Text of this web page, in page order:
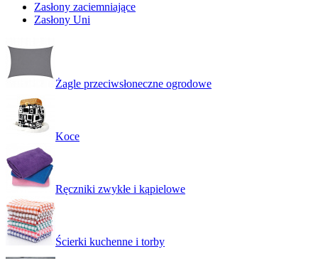
Zasłony zaciemniające
Zasłony Uni
Żagle przeciwsłoneczne ogrodowe
Koce
Ręczniki zwykłe i kąpielowe
Ścierki kuchenne i torby